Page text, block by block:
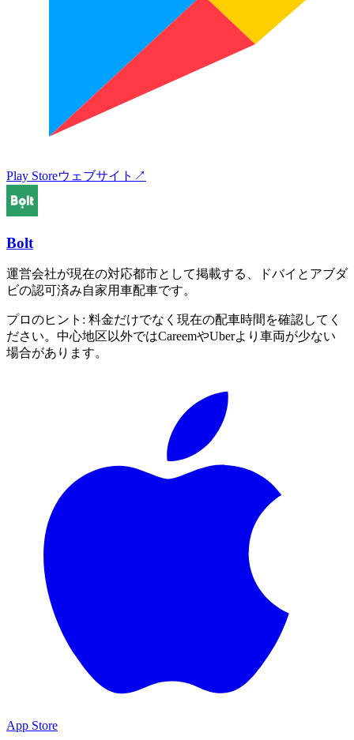
Play Storeウェブサイト ↗
Bolt
運営会社が現在の対応都市として掲載する、ドバイとアブダ
ビの認可済み自家用車配車です。
プロのヒント: 料金だけでなく現在の配車時間を確認してく
ださい。中心地区以外ではCareemやUberより車両が少ない
場合があります。
App Store